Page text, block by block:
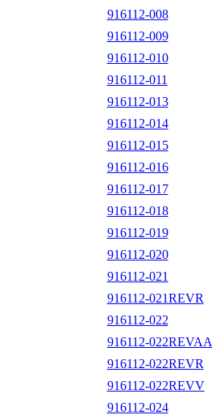
916112-008
916112-009
916112-010
916112-011
916112-013
916112-014
916112-015
916112-016
916112-017
916112-018
916112-019
916112-020
916112-021
916112-021REVR
916112-022
916112-022REVAA
916112-022REVR
916112-022REVV
916112-024